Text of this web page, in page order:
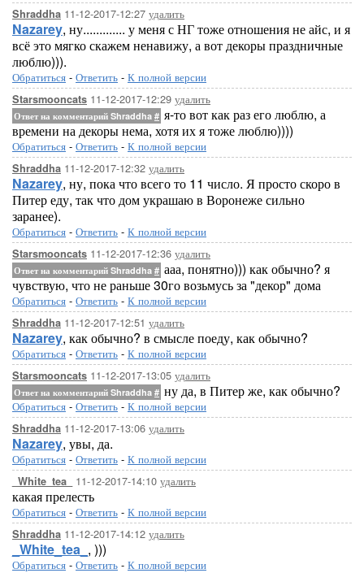
Shraddha 11-12-2017-12:27 удалить
Nazarey, ну............. у меня с НГ тоже отношения не айс, и я
всё это мягко скажем ненавижу, а вот декоры праздничные
люблю))).
Обратиться - Ответить - К полной версии
Starsmooncats 11-12-2017-12:29 удалить
Ответ на комментарий Shraddha # я-то вот как раз его люблю, а
времени на декоры нема, хотя их я тоже люблю))))
Обратиться - Ответить - К полной версии
Shraddha 11-12-2017-12:32 удалить
Nazarey, ну, пока что всего то 11 число. Я просто скоро в
Питер еду, так что дом украшаю в Воронеже сильно
заранее).
Обратиться - Ответить - К полной версии
Starsmooncats 11-12-2017-12:36 удалить
Ответ на комментарий Shraddha # ааа, понятно))) как обычно? я
чувствую, что не раньше 30го возьмусь за "декор" дома
Обратиться - Ответить - К полной версии
Shraddha 11-12-2017-12:51 удалить
Nazarey, как обычно? в смысле поеду, как обычно?
Обратиться - Ответить - К полной версии
Starsmooncats 11-12-2017-13:05 удалить
Ответ на комментарий Shraddha # ну да, в Питер же, как обычно?
Обратиться - Ответить - К полной версии
Shraddha 11-12-2017-13:06 удалить
Nazarey, увы, да.
Обратиться - Ответить - К полной версии
_White_tea_ 11-12-2017-14:10 удалить
какая прелесть
Обратиться - Ответить - К полной версии
Shraddha 11-12-2017-14:12 удалить
_White_tea_ , )))
Обратиться - Ответить - К полной версии